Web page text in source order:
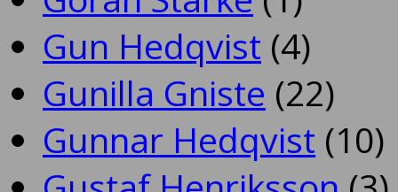
Gun Hedqvist (4)
Gunilla Gniste (22)
Gunnar Hedqvist (10)